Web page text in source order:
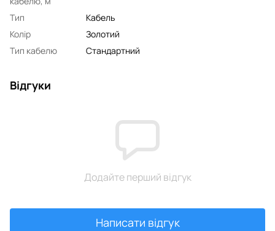
Тип
Кабель
Колір
Золотий
Тип кабелю
Стандартний
Відгуки
Додайте перший відгук
Написати відгук